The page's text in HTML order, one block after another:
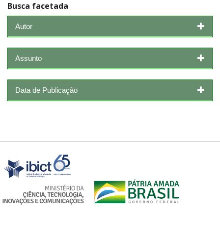
Busca facetada
Autor
Assunto
Data de Publicação